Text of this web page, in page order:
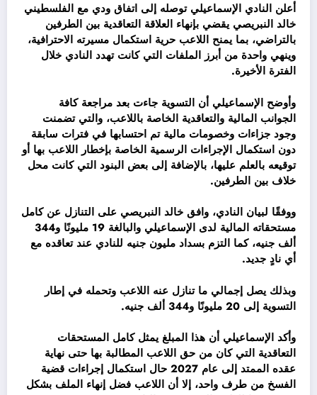
أعلن النادي الإسماعيلي توصله إلى اتفاق ودي مع الفلسطيني
خالد النبريصي يقضي بإنهاء العلاقة التعاقدية بين الطرفين
بالتراضي، بما يمنح اللاعب حرية استكمال مسيرته الاحترافية،
وينهي واحدة من أبرز الملفات التي كانت تهدد النادي خلال
الفترة الأخيرة.
وأوضح الإسماعيلي أن التسوية جاءت بعد مراجعة كافة
الجوانب المالية والتعاقدية الخاصة باللاعب، والتي تضمنت
وجود جزاءات وخصومات مالية تم احتسابها في فترات سابقة
دون استكمال الإجراءات الرسمية الخاصة بإخطار اللاعب بها أو
توقيعه بالعلم عليها، بالإضافة إلى بعض البنود التي كانت محل
خلاف بين الطرفين.
ووفقًا لبيان النادي، وافق خالد النبريصي على التنازل عن كامل
مستحقاته المالية لدى الإسماعيلي والبالغة 19 مليونًا و344
ألف جنيه، كما التزم بسداد مليون جنيه للنادي عند تعاقده مع
أي نادٍ جديد.
وبذلك يصل إجمالي ما تنازل عنه اللاعب وتحمله في إطار
التسوية إلى 20 مليونًا و344 ألف جنيه.
وأكد الإسماعيلي أن هذا المبلغ يمثل كامل المستحقات
التعاقدية التي كان من حق اللاعب المطالبة بها حتى نهاية
عقده الممتد إلى عام 2027 حال استكمال إجراءات قضية
الفسخ من طرف واحد، إلا أن اللاعب فضل إنهاء الملف بشكل